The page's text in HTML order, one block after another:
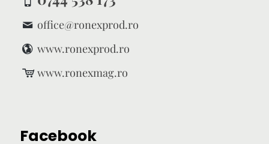
office@ronexprod.ro
www.ronexprod.ro
www.ronexmag.ro
Facebook